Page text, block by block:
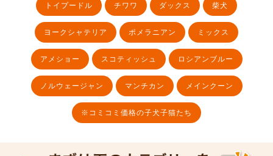
トイプードル チワワ ダックス 柴犬
ヨークシャテリア ポメラニアン ミックス
アメショー スコティッシュ ロシアンブルー
ノルウェージャン マンチカン メインクーン
※コミコミ価格の子犬子猫たち